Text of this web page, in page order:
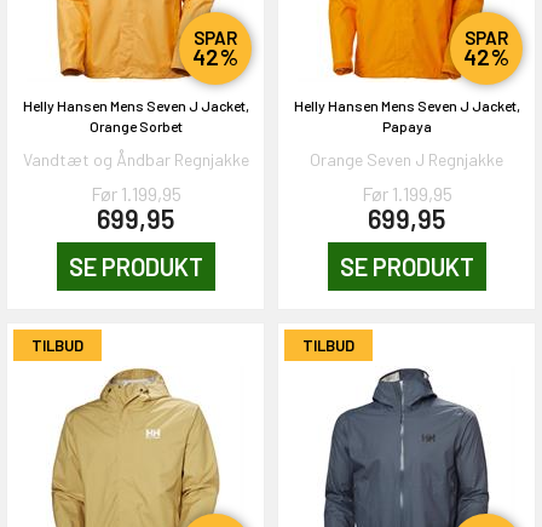
SPAR
42%
Helly Hansen Mens Seven J Jacket,
Orange Sorbet
Vandtæt og Åndbar Regnjakke
Før 1.199,95
699,95
SE PRODUKT
SPAR
42%
Helly Hansen Mens Seven J Jacket,
Papaya
Orange Seven J Regnjakke
Før 1.199,95
699,95
SE PRODUKT
TILBUD TILBUD